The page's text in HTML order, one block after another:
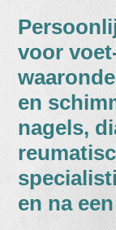
voor
en
nagels,
en na